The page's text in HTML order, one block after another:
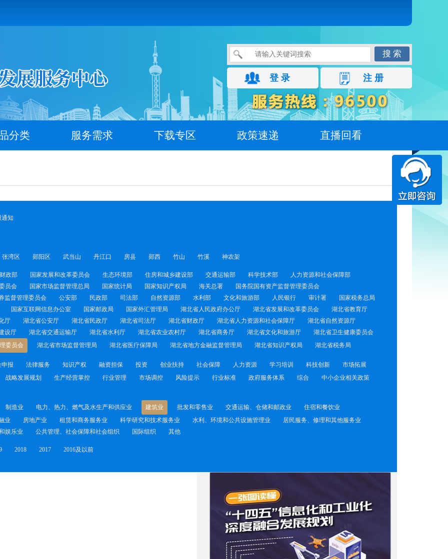
搜 索
登 录 注 册
分类 服务需求 下载专区 政策速递 直播回看
通知
张湾区 郧阳区 武当山 丹江口 房县 郧西 竹山 竹溪 神农架
财政部 国家发展和改革委员会 生态环境部 住房和城乡建设部 交通运输部 科学技术部
人力资源和社会保障部
员会 国家市场监督管理总局 国家统计局 国家知识产权局 海关总署
国务院国有资产监督管理委员会
监督管理委员会 公安部 民政部 司法部 自然资源部 水利部 文化和旅游部 人民银行 审计署
国家税务总局
国家互联网信息办公室 国家邮政局 国家外汇管理局 湖北省人民政府办公厅 湖北省发展和改革委员会
湖北省教育厅
厅 湖北省公安厅 湖北省民政厅 湖北省司法厅 湖北省财政厅 湖北省人力资源和社会保障厅
湖北省自然资源厅
设厅 湖北省交通运输厅 湖北省水利厅 湖北省农业农村厅 湖北省商务厅 湖北省文化和旅游厅
湖北省卫生健康委员会
委员会 湖北省市场监督管理局 湖北省医疗保障局 湖北省地方金融监督管理局 湖北省知识产权局 湖北省税务局
申报 法律服务 知识产权 融资担保 投资 创业扶持 社会保障 人力资源 学习培训 科技创新
市场拓展
战略发展规划 生产经营掌控 行业管理 市场调控 风险提示 行业标准 政府服务体系 综合
中小企业相关政策
制造业 电力、热力、燃气及水生产和供应业 建筑业 批发和零售业 交通运输、仓储和邮政业
住宿和餐饮业
业 房地产业 租赁和商务服务业 科学研究和技术服务业 水利、环境和公共设施管理业
居民服务、修理和其他服务业
娱乐业 公共管理、社会保障和社会组织 国际组织 其他
2018 2017 2016及以前